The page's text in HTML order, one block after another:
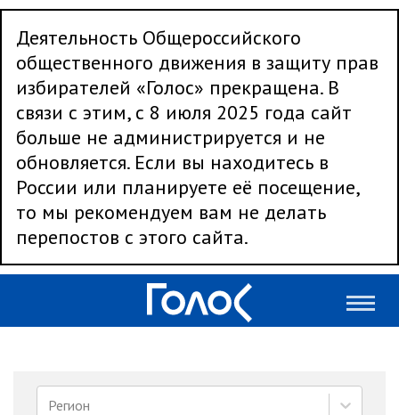
Деятельность Общероссийского
общественного движения в защиту прав
избирателей «Голос» прекращена. В
связи с этим, с 8 июля 2025 года сайт
больше не администрируется и не
обновляется. Если вы находитесь в
России или планируете её посещение,
то мы рекомендуем вам не делать
перепостов с этого сайта.
Регион